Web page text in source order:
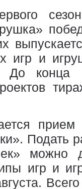
игр и
До конца
прием
Подать
игр и